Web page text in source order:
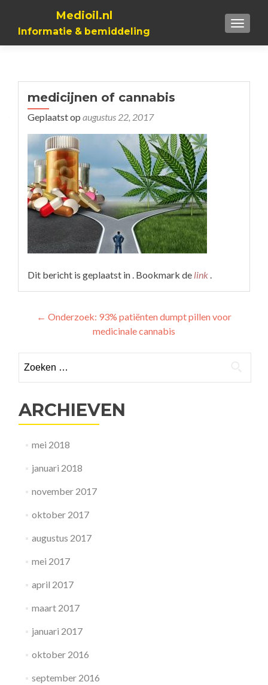
Medioil.nl
Informatie & bemiddeling
medicijnen of cannabis
Geplaatst op augustus 22, 2017
Dit bericht is geplaatst in . Bookmark de link .
Berichtnavigatie
← Onderzoek: 93% patiënten dumpt pillen voor
medicinale cannabis
naar:
ARCHIEVEN
mei 2018
januari 2018
november 2017
oktober 2017
augustus 2017
mei 2017
april 2017
maart 2017
januari 2017
oktober 2016
september 2016